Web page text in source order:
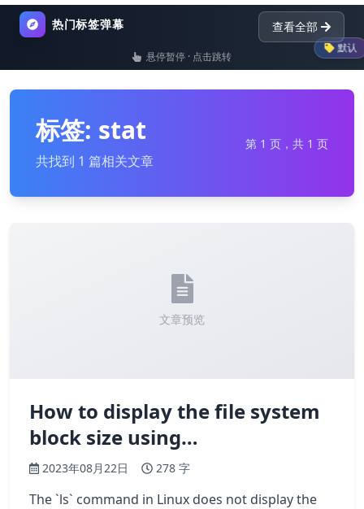
热门标签弹幕 查看全部
默认
list nginx dictionary
悬停暂停 · 点击跳转
标签: stat
共找到 1 篇相关文章
第 1 页，共 1 页
文章预览
How to display the file system
block size using…
2023年08月22日 278 字
The `ls` command in Linux does not display the